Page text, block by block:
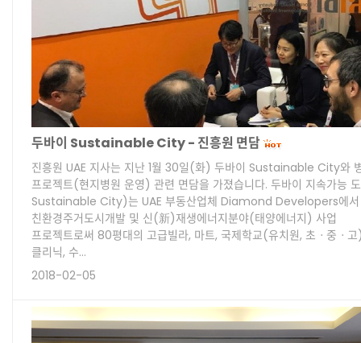
두바이 Sustainable City - 진흥원 면담
진흥원 UAE 지사는 지난 1월 30일(화) 두바이 Sustainable City와
프로젝트(현지병원 운영) 관련 면담을 가졌습니다. 두바이 지속가능
Sustainable City)는 UAE 부동산업체 Diamond Developers에서
친환경주거도시개발 및 신(新)재생에너지분야(태양에너지) 사업
프로젝트로써 80평대의 고급빌라, 마트, 국제학교(유치원, 초ㆍ중ㆍ
클리닉, 수…
2018-02-05